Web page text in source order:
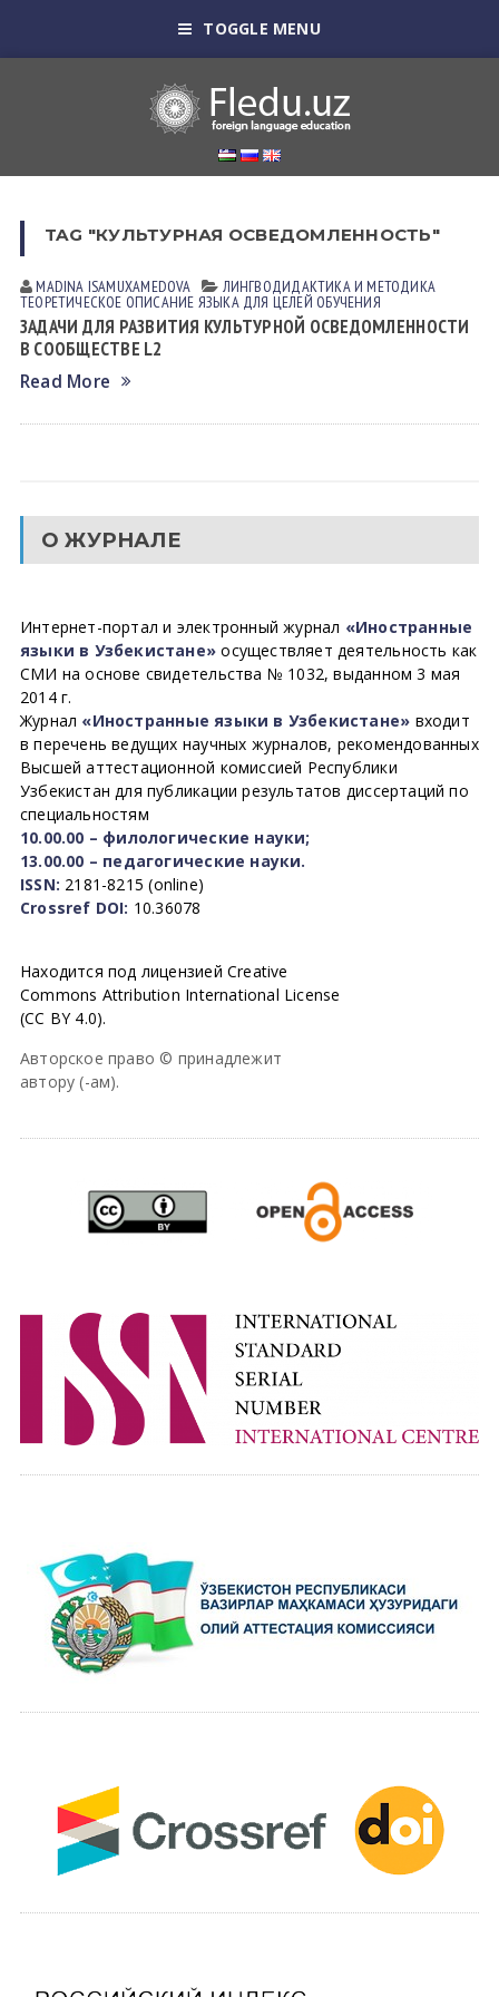
TOGGLE MENU
TAG "КУЛЬТУРНАЯ ОСВЕДОМЛЕННОСТЬ"
MADINA ISАMUXАMEDOVА ЛИНГВОДИДАКТИКА И МЕТОДИКА
ТЕОРЕТИЧЕСКОЕ ОПИСАНИЕ ЯЗЫКА ДЛЯ ЦЕЛЕЙ ОБУЧЕНИЯ
ЗАДАЧИ ДЛЯ РАЗВИТИЯ КУЛЬТУРНОЙ ОСВЕДОМЛЕННОСТИ
В СООБЩЕСТВЕ L2
Read More
О ЖУРНАЛЕ
Интернет-портал и электронный журнал «Иностранные
языки в Узбекистане» осуществляет деятельность как
СМИ на основе свидетельства № 1032, выданном 3 мая
2014 г.
Журнал «Иностранные языки в Узбекистане» входит
в перечень ведущих научных журналов, рекомендованных
Высшей аттестационной комиссией Республики
Узбекистан для публикации результатов диссертаций по
специальностям
10.00.00 – филологические науки;
13.00.00 – педагогические науки.
ISSN: 2181-8215 (online)
Crossref DOI: 10.36078
Находится под лицензией Creative
Commons Attribution International License
(CC BY 4.0).
Авторское право © принадлежит
автору (-ам).